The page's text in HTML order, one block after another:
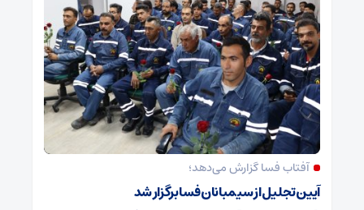
آفتاب فسا گزارش می‌دهد؛
آیین تجلیل از سیمبانان فسا برگزار شد